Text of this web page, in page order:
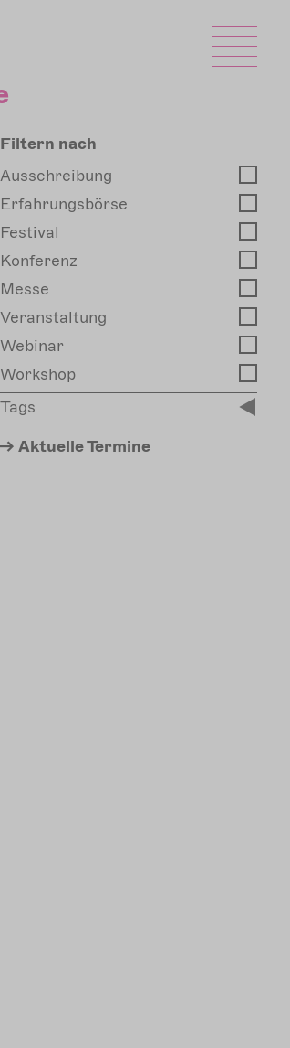
Filtern nach
Ausschreibung
Erfahrungsbörse
Festival
Konferenz
Messe
Veranstaltung
Webinar
Workshop
Tags
AktuelleTermine